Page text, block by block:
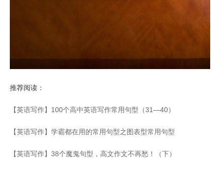
推荐阅读：
【英语写作】100个高中英语写作常用句型（31—40）
【英语写作】学霸都在用的常用句型之图表型常用句型
【英语写作】38个魔鬼句型，高文作文不再愁！（下）